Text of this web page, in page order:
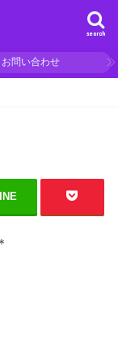
search
お問い合わせ